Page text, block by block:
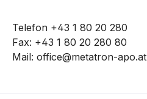
Telefon +43 1 80 20 280
Fax: +43 1 80 20 280 80
Mail: office@metatron-apo.at